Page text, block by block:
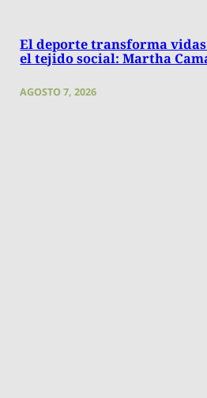
El deporte transforma
el tejido social: Martha
AGOSTO 7, 2026